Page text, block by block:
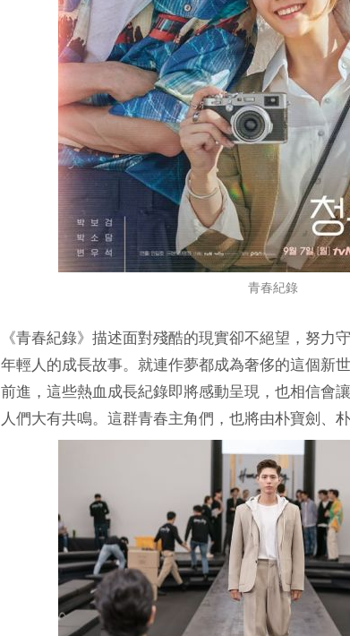
青春紀錄
《青春紀錄》描述面對殘酷的現實卻不絕望，努力
年輕人的成長故事。就連作夢都成為奢侈的這個新
前進，這些熱血成長紀錄即將感動呈現，也相信會
人們大有共鳴。這群青春主角們，也將由朴寶劍、